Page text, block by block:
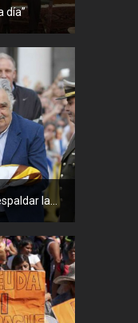
día”
la...